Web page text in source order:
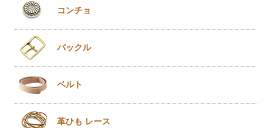
コンチョ
バックル
ベルト
革ひも レース